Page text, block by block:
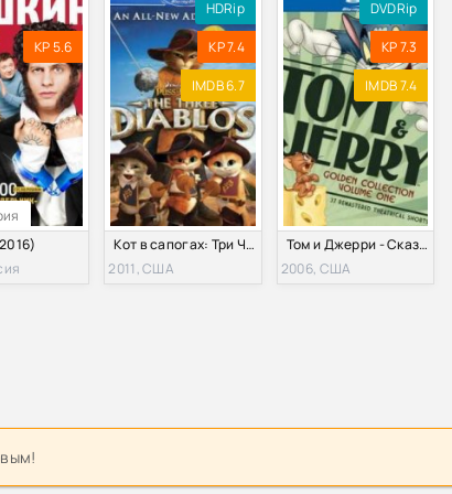
KP 5.6
HDRip
KP 7.4
IMDB 6.7
Кот в сапогах: Три Чертенка (2011)
2011, США
DVDRip
KP 7.3
IMDB 7.4
Том и Джерри - Сказки (2006-2009)
2006, США